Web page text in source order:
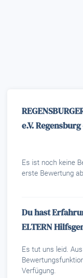
e.V.
Es ist noch keine
erste Bewertung
Du hast
ELTERN
Es tut uns leid.
Verfügung.